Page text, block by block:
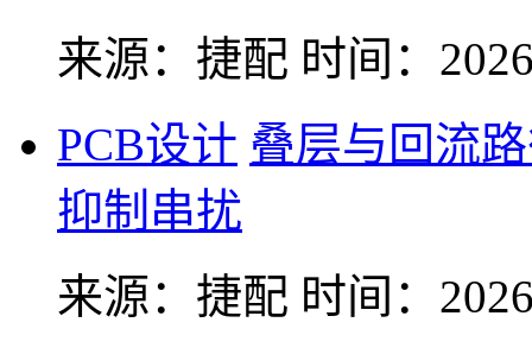
来源：捷配 时间：
PCB设计 叠层与回流
抑制串扰
来源：捷配 时间：